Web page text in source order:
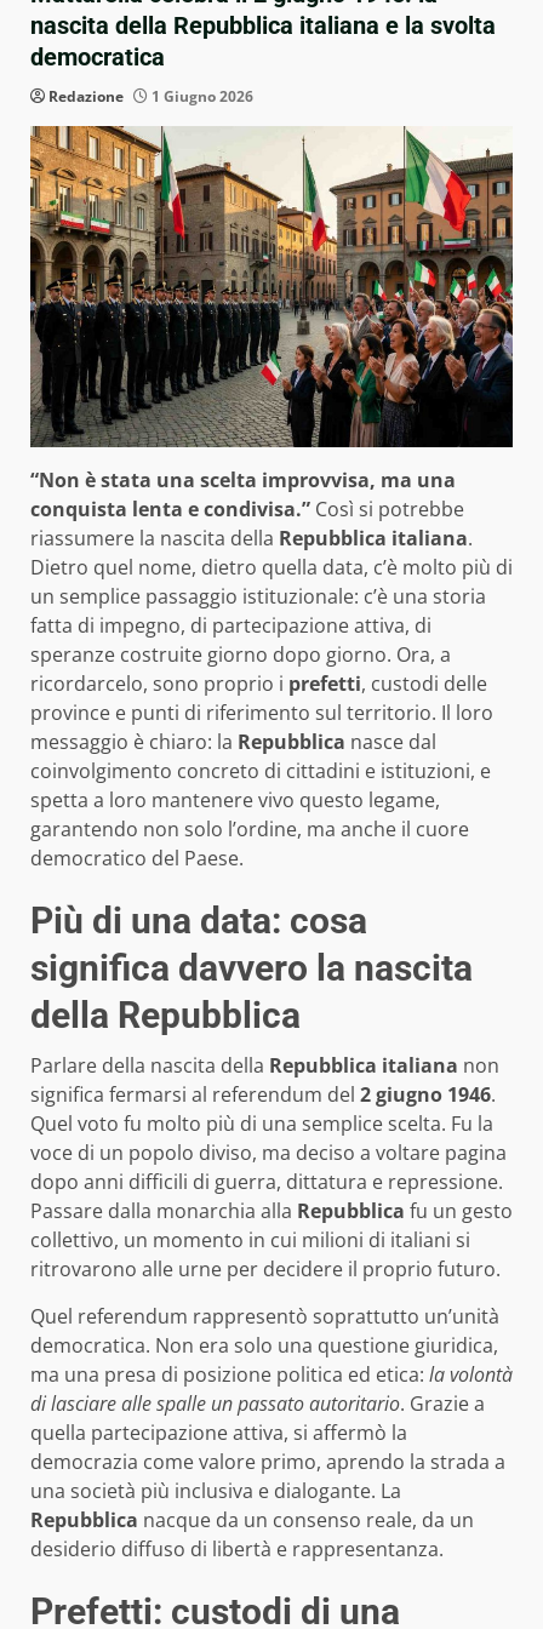
nascita della Repubblica italiana e la svolta
democratica
Redazione 1 Giugno 2026
“Non è stata una scelta improvvisa, ma una
conquista lenta e condivisa.” Così si potrebbe
riassumere la nascita della Repubblica italiana.
Dietro quel nome, dietro quella data, c’è molto più di
un semplice passaggio istituzionale: c’è una storia
fatta di impegno, di partecipazione attiva, di
speranze costruite giorno dopo giorno. Ora, a
ricordarcelo, sono proprio i prefetti, custodi delle
province e punti di riferimento sul territorio. Il loro
messaggio è chiaro: la Repubblica nasce dal
coinvolgimento concreto di cittadini e istituzioni, e
spetta a loro mantenere vivo questo legame,
garantendo non solo l’ordine, ma anche il cuore
democratico del Paese.
Più di una data: cosa
significa davvero la nascita
della Repubblica
Parlare della nascita della Repubblica italiana non
significa fermarsi al referendum del 2 giugno 1946.
Quel voto fu molto più di una semplice scelta. Fu la
voce di un popolo diviso, ma deciso a voltare pagina
dopo anni difficili di guerra, dittatura e repressione.
Passare dalla monarchia alla Repubblica fu un gesto
collettivo, un momento in cui milioni di italiani si
ritrovarono alle urne per decidere il proprio futuro.
Quel referendum rappresentò soprattutto un’unità
democratica. Non era solo una questione giuridica,
ma una presa di posizione politica ed etica: la volontà
di lasciare alle spalle un passato autoritario. Grazie a
quella partecipazione attiva, si affermò la
democrazia come valore primo, aprendo la strada a
una società più inclusiva e dialogante. La
Repubblica nacque da un consenso reale, da un
desiderio diffuso di libertà e rappresentanza.
Prefetti: custodi di una